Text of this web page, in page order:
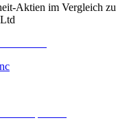
-Aktien im Vergleich zu